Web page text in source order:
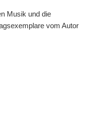
Musik und die
vom Autor